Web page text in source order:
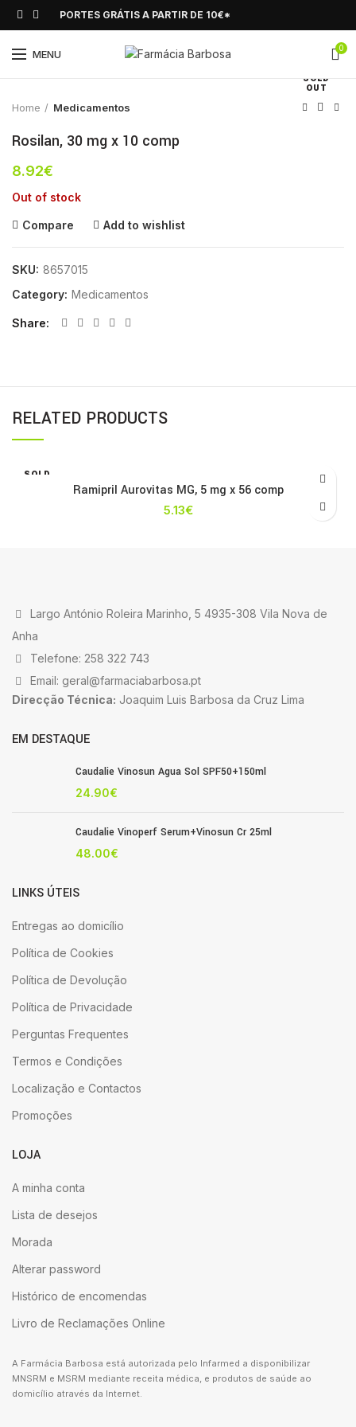
PORTES GRÁTIS A PARTIR DE 10€*
MENU 0
SOLD
OUT
Click to enlarge
Home Medicamentos
Rosilan, 30 mg x 10 comp
8.92€
Out of stock
Compare Add to wishlist
SKU: 8657015
Category: Medicamentos
Share
RELATED PRODUCTS
SOLD
Ramipril Aurovitas MG, 5 mg x 56 comp
5.13€
Largo António Roleira Marinho, 5 4935-308 Vila Nova de
Anha
Telefone: 258 322 743
Email: geral@farmaciabarbosa.pt
Direcção Técnica: Joaquim Luis Barbosa da Cruz Lima
EM DESTAQUE
Caudalie Vinosun Agua Sol SPF50+150ml
24.90€
Caudalie Vinoperf Serum+Vinosun Cr 25ml
48.00€
LINKS ÚTEIS
Entregas ao domicílio
Política de Cookies
Política de Devolução
Política de Privacidade
Perguntas Frequentes
Termos e Condições
Localização e Contactos
Promoções
LOJA
A minha conta
Lista de desejos
Morada
Alterar password
Histórico de encomendas
Livro de Reclamações Online
A Farmácia Barbosa está autorizada pelo Infarmed a disponibilizar
MNSRM e MSRM mediante receita médica, e produtos de saúde ao
domicílio através da Internet.